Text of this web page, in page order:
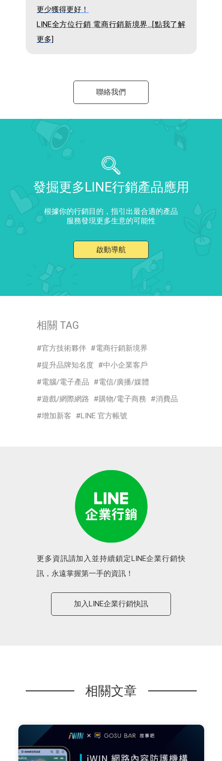
更少獲得更好！
LINE全方位行銷 電商行銷新境界...[點我了解
更多]
聯絡我們
發掘更多LINE行銷產品應用
根據你的行銷目的，指引出最合適的產品
服務發現更多生意的可能性
啟動導航
相關 TAG
官方技術夥伴
電商行銷新境界
提升品牌知名度
中小企業客戶
電腦/電子產品
電信/廣播/媒體
遊戲/網際網路
購物/電子商務
消費品
增加新客
LINE 官方帳號
更多資訊請加入並持續鎖定LINE企業行銷快
訊，永遠掌握第一手的資訊！
加入LINE企業行銷快訊
相關文章